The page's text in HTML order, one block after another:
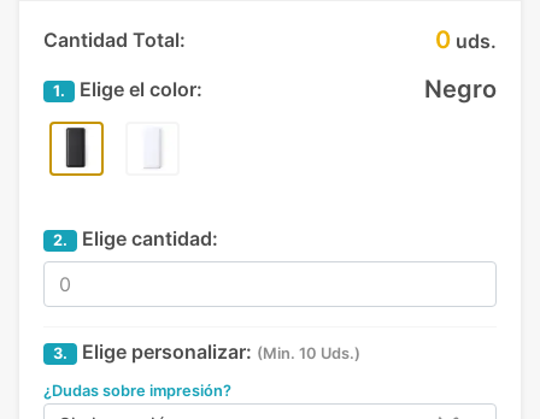
Cantidad Total: 0 uds.
1. Elige el color: Negro
2. Elige cantidad:
3. Elige personalizar: (Min. 10 Uds.)
¿Dudas sobre impresión?